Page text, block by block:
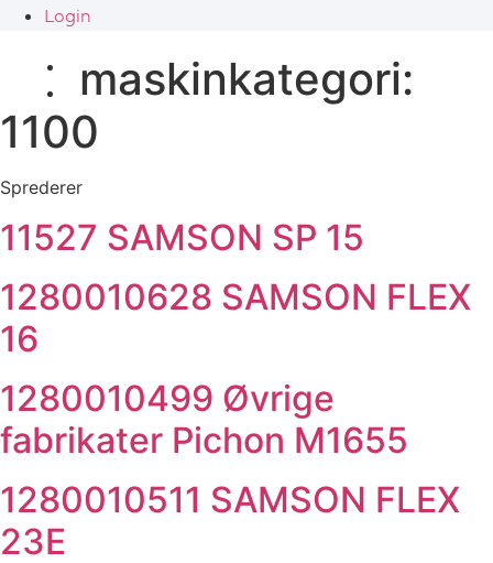
Login
maskinkategori:
1100
Sprederer
11527 SAMSON SP 15
1280010628 SAMSON FLEX
16
1280010499 Øvrige
fabrikater Pichon M1655
1280010511 SAMSON FLEX
23E